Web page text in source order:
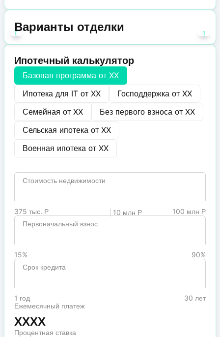
Варианты отделки
Ипотечный калькулятор
Базовая программа от XX
Ипотека для IT от XX Господдержка от XX
Семейная от XX Без первого взноса от XX
Сельская ипотека от XX
Военная ипотека от XX
Стоимость недвижимости
375 тыс. Р 10 млн Р
100 млн Р
Первоначальный взнос
15%
90%
Срок кредита
1 год
30 лет
Ежемесячный платеж
XXXX
Процентная ставка